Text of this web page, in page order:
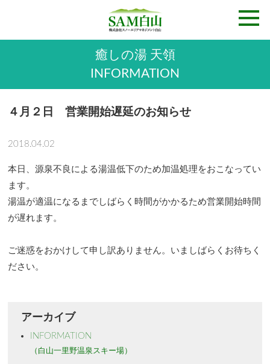
癒しの湯 天領
INFORMATION
４月２日 営業開始遅延のお知らせ
2018.04.02
本日、源泉不良による湯温低下のため加温処理をおこなってい
ます。
湯温が適温になるまでしばらく時間がかかるため営業開始時間
が遅れます。
ご迷惑をおかけして申し訳ありません。いましばらくお待ちく
ださい。
アーカイブ
INFORMATION
（白山一里野温泉スキー場）